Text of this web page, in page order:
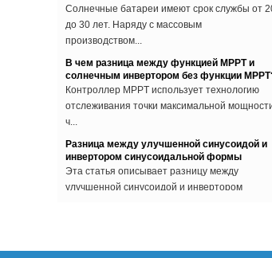
до 30 лет. Наряду с массовым
производством...
В чем разница между функцией MPPT и
солнечным инвертором без функции MPPT?
Контроллер MPPT использует технологию
отслеживания точки максимальной мощности,
ч...
инвертором синусоидальной формы
Эта статья описывает разницу между
улучшенной синусоидой и инвертором
синусоида...
фотоэлектрическую систему, у них возникает